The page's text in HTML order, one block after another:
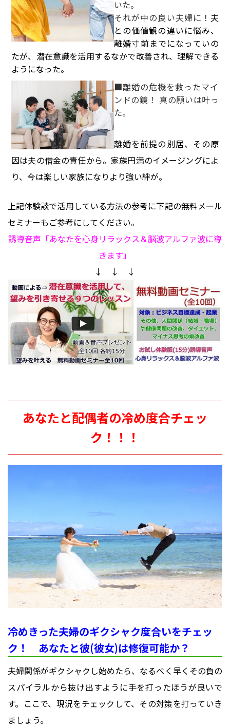
いた。
それが中の良い夫婦に！ 夫
との価値観の違いに悩み、
離婚寸前までになっていの
たが、潜在意識を活用するなかで改善され、理解できる
ようになった。
■離婚の危機を救ったマイ
ンドの鏡！ 真の願いは叶っ
た。
離婚を前提の別居、その原
因は夫の借金の責任から。家族円満のイメージングによ
り、今は楽しい家族になりより強い絆が。
上記体験談で活用している方法の参考に下記の無料メール
セミナーもご参考にしてください。
誘導音声「あなたを心身リラックス＆脳波アルファ波に導
きます」
↓ ↓ ↓
あなたと配偶者の冷め度合チェッ
ク！！！
冷めきった夫婦のギクシャク度合いをチェッ
ク！ あなたと彼(彼女)は修復可能か？
夫婦関係がギクシャクし始めたら、なるべく早くその負の
スパイラルから抜け出すように手を打ったほうが良いで
す。ここで、現況をチェックして、その対策を打っていき
ましょう。